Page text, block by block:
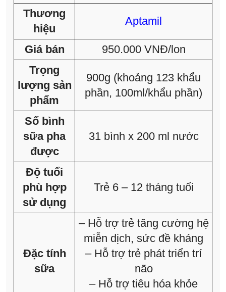
Thương
hiệu
Aptamil
Giá bán
950.000 VNĐ/lon
Trọng
lượng sản
phẩm
900g (khoảng 123 khẩu
phần, 100ml/khẩu phần)
Số bình
sữa pha
được
31 bình x 200 ml nước
Độ tuổi
phù hợp
sử dụng
Trẻ 6 – 12 tháng tuổi
Đặc tính
sữa
– Hỗ trợ trẻ tăng cường hệ
miễn dịch, sức đề kháng
– Hỗ trợ trẻ phát triển trí
não
– Hỗ trợ tiêu hóa khỏe